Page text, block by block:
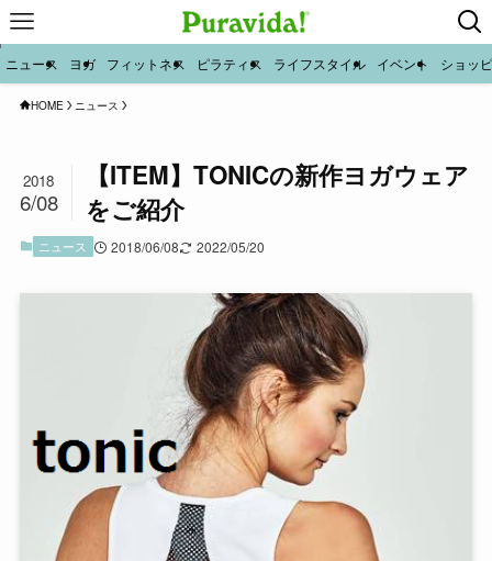
ニュース ヨガ フィットネス ピラティス ライフスタイル イベント ショッ
HOME ニュース
【ITEM】TONICの新作ヨガウェア
をご紹介
2018
6/08
ニュース 2018/06/08 2022/05/20